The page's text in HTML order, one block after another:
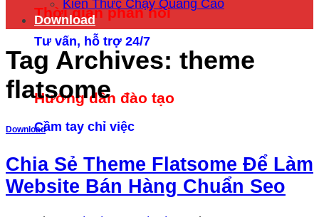
Thời gian phản hồi
Tư vấn, hỗ trợ 24/7
Hướng dẫn đào tạo
Cầm tay chỉ việc
Kiến Thức Chạy Quảng Cáo
Download
Tag Archives: theme
flatsome
Download
Chia Sẻ Theme Flatsome Để Làm
Website Bán Hàng Chuẩn Seo